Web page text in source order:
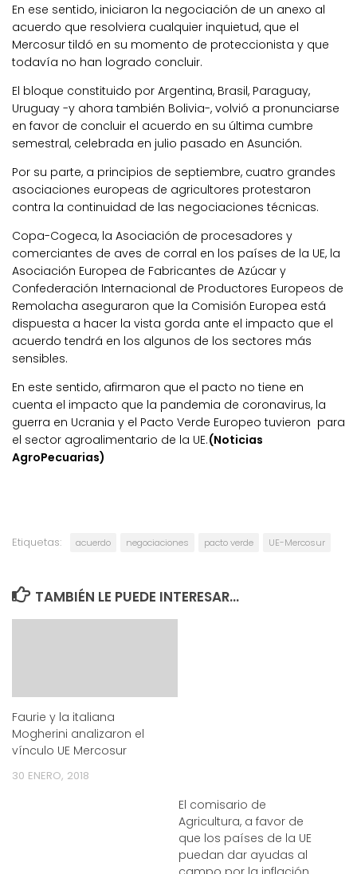
En ese sentido, iniciaron la negociación de un anexo al
acuerdo que resolviera cualquier inquietud, que el
Mercosur tildó en su momento de proteccionista y que
todavía no han logrado concluir.
El bloque constituido por Argentina, Brasil, Paraguay,
Uruguay -y ahora también Bolivia-, volvió a pronunciarse
en favor de concluir el acuerdo en su última cumbre
semestral, celebrada en julio pasado en Asunción.
Por su parte, a principios de septiembre, cuatro grandes
asociaciones europeas de agricultores protestaron
contra la continuidad de las negociaciones técnicas.
Copa-Cogeca, la Asociación de procesadores y
comerciantes de aves de corral en los países de la UE, la
Asociación Europea de Fabricantes de Azúcar y
Confederación Internacional de Productores Europeos de
Remolacha aseguraron que la Comisión Europea está
dispuesta a hacer la vista gorda ante el impacto que el
acuerdo tendrá en los algunos de los sectores más
sensibles.
En este sentido, afirmaron que el pacto no tiene en
cuenta el impacto que la pandemia de coronavirus, la
guerra en Ucrania y el Pacto Verde Europeo tuvieron para
el sector agroalimentario de la UE.(Noticias
AgroPecuarias)
Etiquetas: acuerdo negociaciones pacto verde UE-Mercosur
TAMBIÉN LE PUEDE INTERESAR...
Faurie y la italiana
Mogherini analizaron el
vínculo UE Mercosur
30 ENERO, 2018
El comisario de
Agricultura, a favor de
que los países de la UE
puedan dar ayudas al